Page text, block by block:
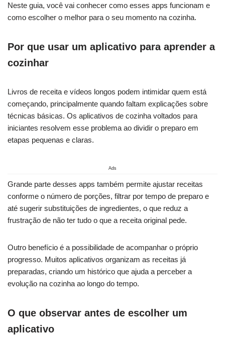
Neste guia, você vai conhecer como esses apps funcionam e
como escolher o melhor para o seu momento na cozinha.
Por que usar um aplicativo para aprender a
cozinhar
Livros de receita e vídeos longos podem intimidar quem está
começando, principalmente quando faltam explicações sobre
técnicas básicas. Os aplicativos de cozinha voltados para
iniciantes resolvem esse problema ao dividir o preparo em
etapas pequenas e claras.
Ads
Grande parte desses apps também permite ajustar receitas
conforme o número de porções, filtrar por tempo de preparo e
até sugerir substituições de ingredientes, o que reduz a
frustração de não ter tudo o que a receita original pede.
Outro benefício é a possibilidade de acompanhar o próprio
progresso. Muitos aplicativos organizam as receitas já
preparadas, criando um histórico que ajuda a perceber a
evolução na cozinha ao longo do tempo.
O que observar antes de escolher um
aplicativo